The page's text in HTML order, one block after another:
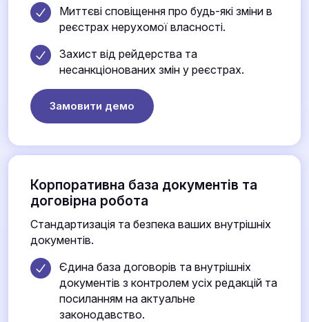
Миттєві сповіщення про будь-які зміни в
реєстрах нерухомої власності.
Захист від рейдерства та
несанкціонованих змін у реєстрах.
Замовити демо
Корпоративна база документів та
договірна робота
Стандартизація та безпека ваших внутрішніх
документів.
Єдина база договорів та внутрішніх
документів з контролем усіх редакцій та
посиланням на актуальне
законодавство.